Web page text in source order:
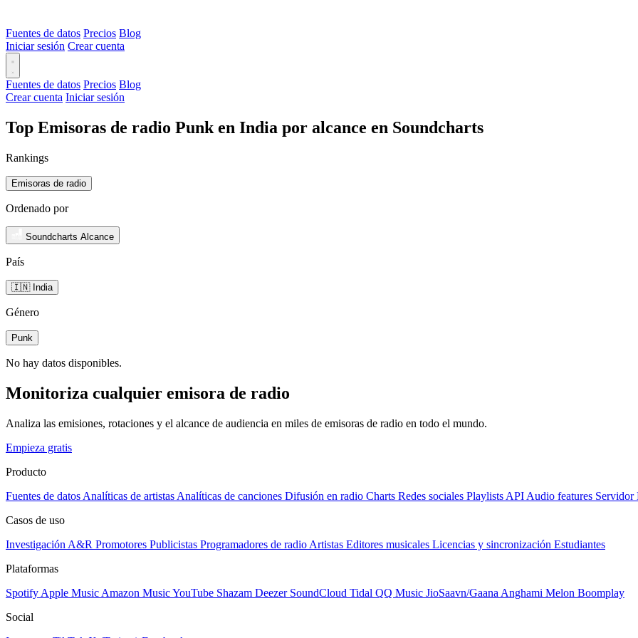
Fuentes de datos Precios Blog
Iniciar sesión Crear cuenta
Fuentes de datos Precios Blog
Crear cuenta Iniciar sesión
Top Emisoras de radio Punk en India por alcance en Soundcharts
Rankings
Emisoras de radio
Ordenado por
Soundcharts Alcance
País
🇮🇳 India
Género
Punk
No hay datos disponibles.
Monitoriza cualquier emisora de radio
Analiza las emisiones, rotaciones y el alcance de audiencia en miles de emisoras de radio en todo el mundo.
Empieza gratis
Producto
Fuentes de datos Analíticas de artistas Analíticas de canciones Difusión en radio Charts Redes sociales Playlists API Audio features Servidor
Casos de uso
Investigación A&R Promotores Publicistas Programadores de radio Artistas Editores musicales Licencias y sincronización Estudiantes
Plataformas
Spotify Apple Music Amazon MusicYouTube Shazam Deezer SoundCloud Tidal QQ Music JioSaavn/Gaana Anghami Melon Boomplay
Social